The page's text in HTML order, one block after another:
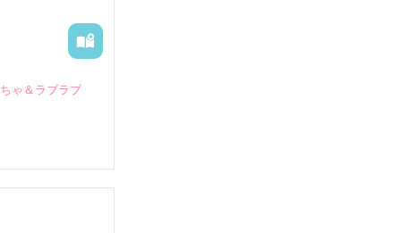
ゃ＆ラブラブ
閥御曹司に
影恭司その